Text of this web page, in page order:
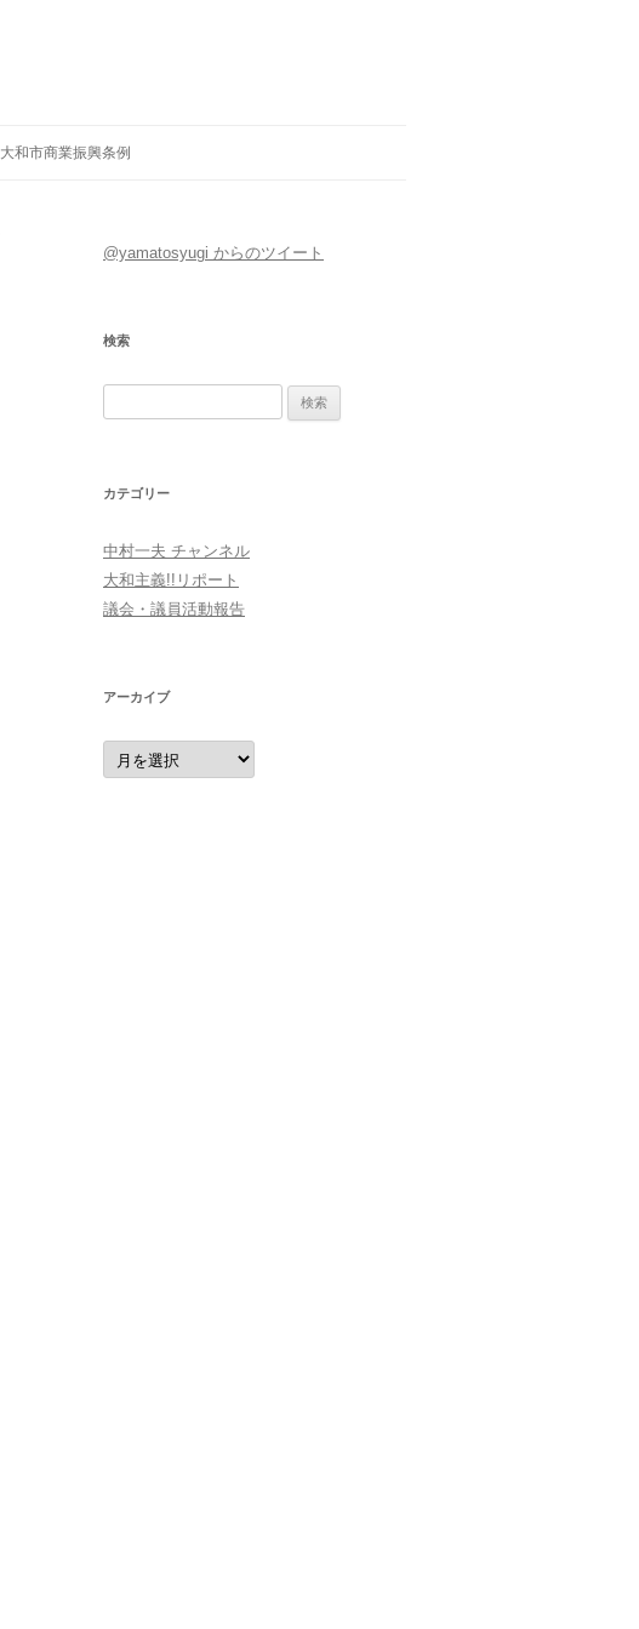
大和市商業振興条例
@yamatosyugi からのツイート
検索
カテゴリー
中村一夫 チャンネル
大和主義!!リポート
議会・議員活動報告
アーカイブ
ア
ー
カ